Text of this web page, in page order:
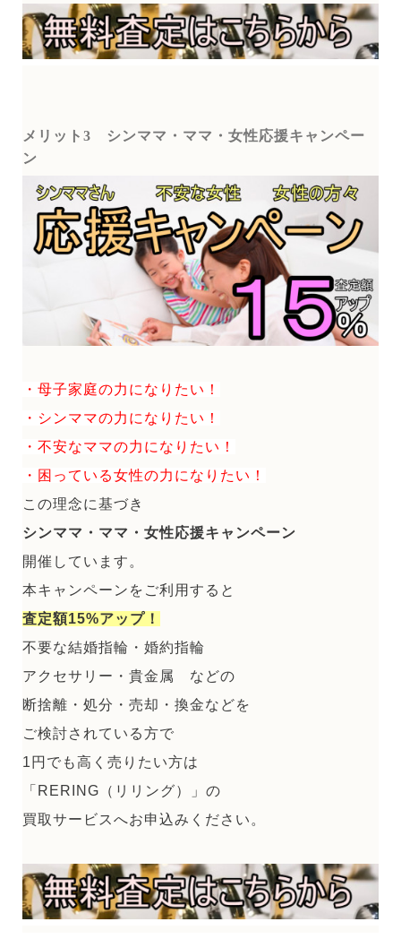
メリット3
シンママ・ママ・女性応援キャンペー
ン
・母子家庭の力になりたい！
・シンママの力になりたい！
・不安なママの力になりたい！
・困っている女性の力になりたい！
この理念に基づき
シンママ・ママ・女性応援キャンペーン
開催しています。
本キャンペーンをご利用すると
査定額15%アップ！
不要な結婚指輪・婚約指輪
アクセサリー・貴金属 などの
断捨離・処分・売却・換金などを
ご検討されている方で
1円でも高く売りたい方は
「RERING（リリング）」の
買取サービスへお申込みください。